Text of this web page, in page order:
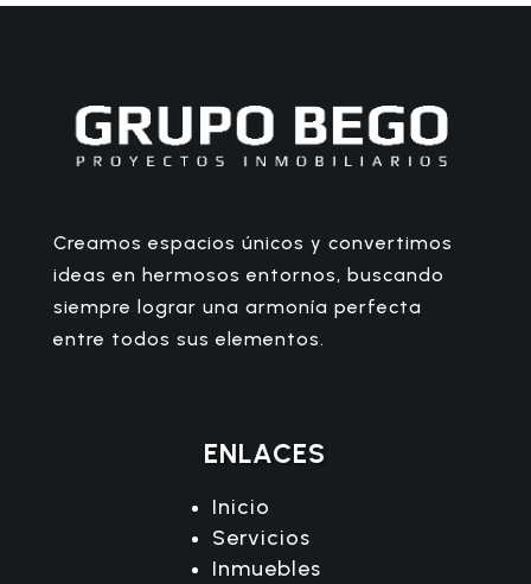
Creamos espacios únicos y convertimos
ideas en hermosos entornos, buscando
siempre lograr una armonía perfecta
entre todos sus elementos.
ENLACES
Inicio
Servicios
Inmuebles